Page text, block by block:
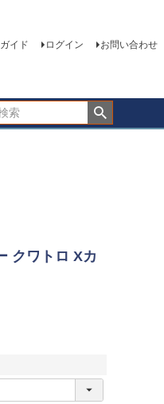
イド ログイン お問い合わせ
クワトロ Xカ